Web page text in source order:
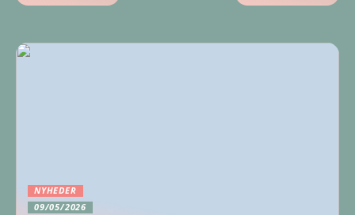
NYHEDER
09/05/2026